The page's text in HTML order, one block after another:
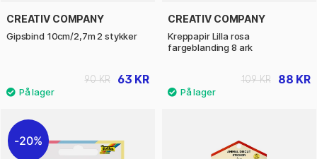
CREATIV COMPANY
Gipsbind 10cm/2,7m 2 stykker
63 KR
90 KR
CREATIV COMPANY
Kreppapir Lilla rosa
fargeblanding 8 ark
88 KR
109 KR
20%